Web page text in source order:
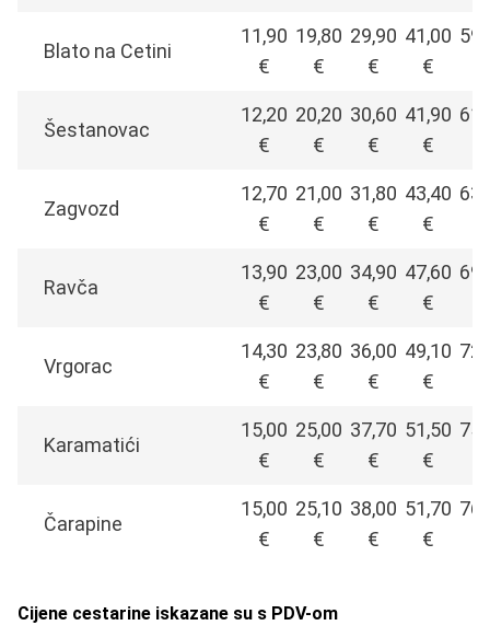
Blato na Cetini
11,90
€
19,80
€
29,90
€
41,00
€
Šestanovac
12,20
€
20,20
€
30,60
€
41,90
€
Zagvozd
12,70
€
21,00
€
31,80
€
43,40
€
Ravča
13,90
€
23,00
€
34,90
€
47,60
€
Vrgorac
14,30
€
23,80
€
36,00
€
49,10
€
Karamatići
15,00
€
25,00
€
37,70
€
51,50
€
Čarapine
15,00
€
25,10
€
38,00
€
51,70
€
Cijene cestarine iskazane su s PDV-om